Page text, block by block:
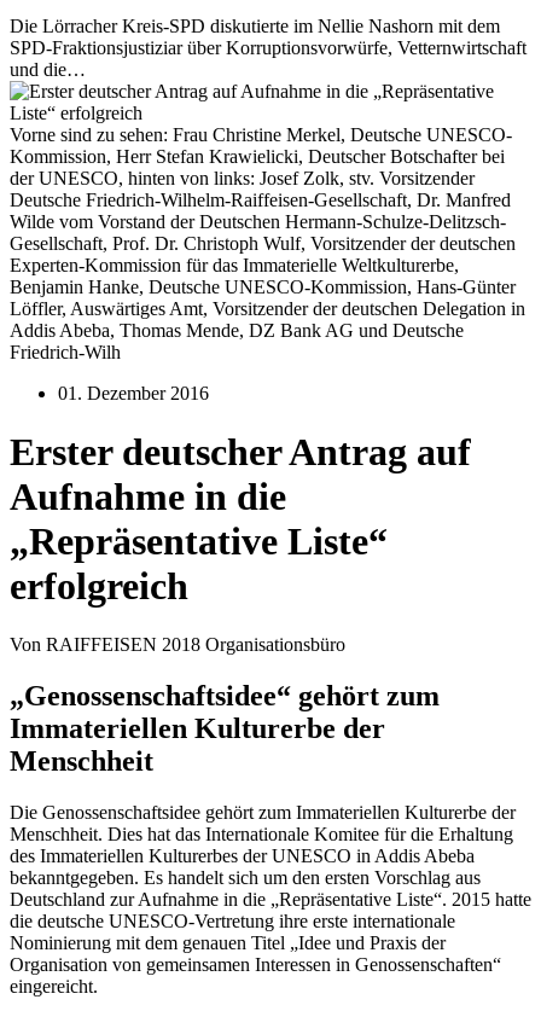
Die Lörracher Kreis-SPD diskutierte im Nellie Nashorn mit dem
SPD-Fraktionsjustiziar über Korruptionsvorwürfe, Vetternwirtschaft
und die…
Vorne sind zu sehen: Frau Christine Merkel, Deutsche UNESCO-
Kommission, Herr Stefan Krawielicki, Deutscher Botschafter bei
der UNESCO, hinten von links: Josef Zolk, stv. Vorsitzender
Deutsche Friedrich-Wilhelm-Raiffeisen-Gesellschaft, Dr. Manfred
Wilde vom Vorstand der Deutschen Hermann-Schulze-Delitzsch-
Gesellschaft, Prof. Dr. Christoph Wulf, Vorsitzender der deutschen
Experten-Kommission für das Immaterielle Weltkulturerbe,
Benjamin Hanke, Deutsche UNESCO-Kommission, Hans-Günter
Löffler, Auswärtiges Amt, Vorsitzender der deutschen Delegation in
Addis Abeba, Thomas Mende, DZ Bank AG und Deutsche
Friedrich-Wilh
01. Dezember 2016
Erster deutscher Antrag auf
Aufnahme in die
„Repräsentative Liste“
erfolgreich
Von RAIFFEISEN 2018 Organisationsbüro
„Genossenschaftsidee“ gehört zum
Immateriellen Kulturerbe der
Menschheit
Die Genossenschaftsidee gehört zum Immateriellen Kulturerbe der
Menschheit. Dies hat das Internationale Komitee für die Erhaltung
des Immateriellen Kulturerbes der UNESCO in Ad­dis Abeba
bekanntgegeben. Es handelt sich um den ersten Vorschlag aus
Deutschland zur Aufnahme in die „Repräsentative Liste“. 2015 hatte
die deutsche UNESCO-Vertretung ihre erste internationale
Nominierung mit dem genauen Titel „Idee und Praxis der
Organisation von gemeinsamen Interessen in Genossenschaften“
eingereicht.